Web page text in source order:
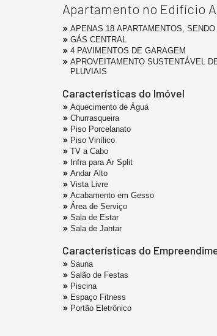
Apartamento no Edifício
APENAS 18 APARTAMENTOS,
GÁS CENTRAL
4 PAVIMENTOS DE GARAGEM
APROVEITAMENTO SUSTENTÁVEL
PLUVIAIS
Características do Imóvel
Aquecimento de Água
Churrasqueira
Piso Porcelanato
Piso Vinílico
TV a Cabo
Infra para Ar Split
Andar Alto
Vista Livre
Acabamento em Gesso
Área de Serviço
Sala de Estar
Sala de Jantar
Características do
Sauna
Salão de Festas
Piscina
Espaço Fitness
Portão Eletrônico